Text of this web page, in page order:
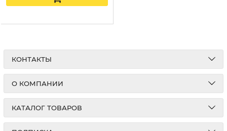
КОНТАКТЫ
О КОМПАНИИ
КАТАЛОГ ТОВАРОВ